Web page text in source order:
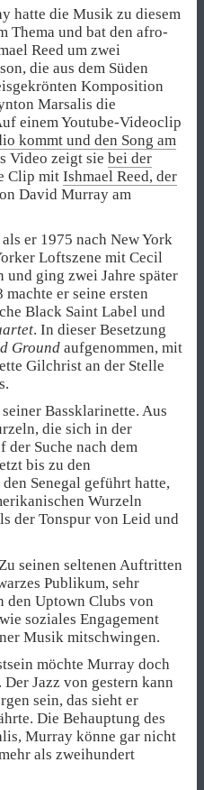
hatte die Musik zu diesem
Thema und bat den afro-
Reed um zwei
die aus dem Süden
Komposition
Marsalis die
einem Youtube-Videoclip
kommt und den Song am
Video zeigt sie bei der
Clip mit Ishmael Reed, der
David Murray am
er 1975 nach New York
Loftszene mit Cecil
ging zwei Jahre später
er seine ersten
Black Saint Label und
. In dieser Besetzung
Ground aufgenommen, mit
Gilchrist an der Stelle
Bassklarinette. Aus
die sich in der
der Suche nach dem
bis zu den
Senegal geführt hatte,
Wurzeln
der Tonspur von Leid und
seinen seltenen Auftritten
Publikum, sehr
den Uptown Clubs von
soziales Engagement
Musik mitschwingen.
möchte Murray doch
Jazz von gestern kann
sein, das sieht er
Die Behauptung des
Murray könne gar nicht
als zweihundert